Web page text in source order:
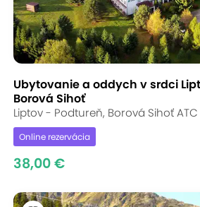
Ubytovanie a oddych v srdci
Borová Sihoť
Liptov - Podtureň, Borová Sihoť
Online rezervácia
38,00 €